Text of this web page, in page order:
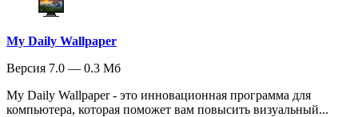
My Daily Wallpaper
Версия 7.0 — 0.3 Мб
My Daily Wallpaper - это инновационная программа для
компьютера, которая поможет вам повысить визуальный...